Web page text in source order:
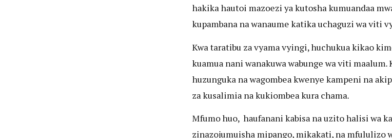
hakika hautoi mazoezi ya kutosha kumuandaa
kupambana na wanaume katika uchaguzi wa viti
Kwa taratibu za vyama vyingi, huchukua kikao
kuamua nani wanakuwa wabunge wa viti maalum.
huzunguka na wagombea kwenye kampeni na
za kusalimia na kukiombea kura chama.
Mfumo huo, haufanani kabisa na uzito halisi wa
zinazojumuisha mipango, mikakati, na mfululizo